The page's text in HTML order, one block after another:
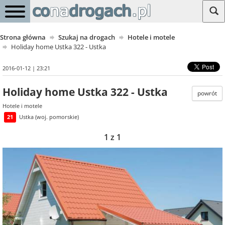
Strona główna Szukaj na drogach
Hotele i motele
Holiday home Ustka 322 - Ustka
2016-01-12 | 23:21
powrót
Holiday home Ustka 322 - Ustka
Hotele i motele
21
Ustka (woj. pomorskie)
1 z 1